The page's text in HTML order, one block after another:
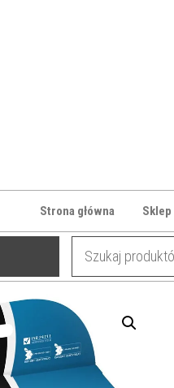
Strona główna Sklep